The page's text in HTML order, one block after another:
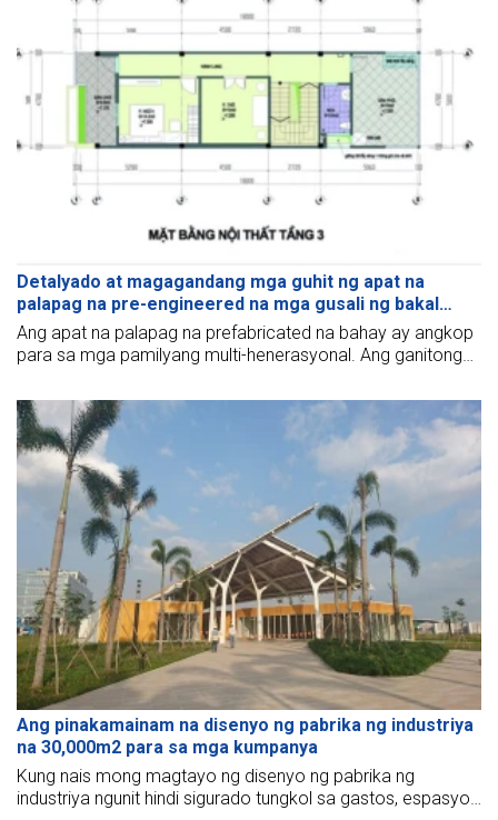
Detalyado at magagandang mga guhit ng apat na
palapag na pre-engineered na mga gusali ng bakal
noong 2021
Ang apat na palapag na prefabricated na bahay ay angkop
para sa mga pamilyang multi-henerasyonal. Ang ganitong
may simpleng estruktura upang ma-optimize ang mga
gastos sa konstruksyon.
Ang pinakamainam na disenyo ng pabrika ng industriya
na 30,000m2 para sa mga kumpanya
Kung nais mong magtayo ng disenyo ng pabrika ng
industriya ngunit hindi sigurado tungkol sa gastos, espasyo,